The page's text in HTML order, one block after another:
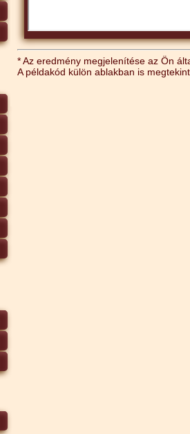
* Az eredmény megjelenítése az Ön
A példakód külön ablakban is